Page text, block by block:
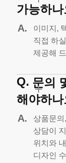
가능하
이미지,
직접 하
제공해
문의
해야하
상품문
상담이
위치와
디자인